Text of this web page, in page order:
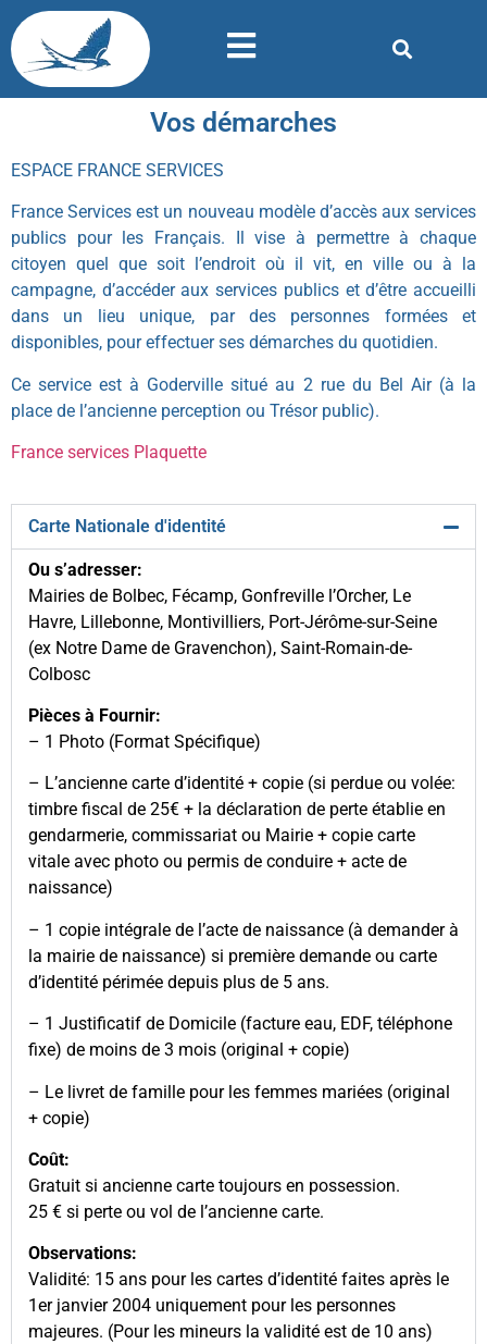
Vos démarches
ESPACE FRANCE SERVICES
France Services est un nouveau modèle d’accès aux services
publics pour les Français. Il vise à permettre à chaque
citoyen quel que soit l’endroit où il vit, en ville ou à la
campagne, d’accéder aux services publics et d’être accueilli
dans un lieu unique, par des personnes formées et
disponibles, pour effectuer ses démarches du quotidien.
Ce service est à Goderville situé au 2 rue du Bel Air (à la
place de l’ancienne perception ou Trésor public).
France services Plaquette
Carte Nationale d'identité
Ou s’adresser:
Mairies de Bolbec, Fécamp, Gonfreville l’Orcher, Le
Havre, Lillebonne, Montivilliers, Port-Jérôme-sur-Seine
(ex Notre Dame de Gravenchon), Saint-Romain-de-
Colbosc
Pièces à Fournir:
– 1 Photo (Format Spécifique)
– L’ancienne carte d’identité + copie (si perdue ou volée:
timbre fiscal de 25€ + la déclaration de perte établie en
gendarmerie, commissariat ou Mairie + copie carte
vitale avec photo ou permis de conduire + acte de
naissance)
– 1 copie intégrale de l’acte de naissance (à demander à
la mairie de naissance) si première demande ou carte
d’identité périmée depuis plus de 5 ans.
– 1 Justificatif de Domicile (facture eau, EDF, téléphone
fixe) de moins de 3 mois (original + copie)
– Le livret de famille pour les femmes mariées (original
+ copie)
Coût:
Gratuit si ancienne carte toujours en possession.
25 € si perte ou vol de l’ancienne carte.
Observations:
Validité: 15 ans pour les cartes d’identité faites après le
1er janvier 2004 uniquement pour les personnes
majeures. (Pour les mineurs la validité est de 10 ans)